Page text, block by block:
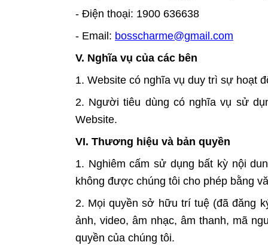
- Điện thoại: 1900 636638
- Email: bosscharme@gmail.com
V. Nghĩa vụ của các bên
1. Website có nghĩa vụ duy trì sự hoạt
2. Người tiêu dùng có nghĩa vụ sử
Website.
VI. Thương hiệu và bản quyền
1. Nghiêm cấm sử dụng bất kỳ nội
không được chúng tôi cho phép bằng
2. Mọi quyền sở hữu trí tuệ (đã đăng
ảnh, video, âm nhạc, âm thanh, mã
quyền của chúng tôi.